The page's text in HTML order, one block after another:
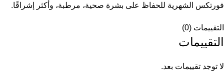
فورتكس الشهرية للحفاظ على بشرة صحية، مرطبة، وأكثر إشراقًا.
التقييمات (0)
التقييمات
لا توجد تقييمات بعد.